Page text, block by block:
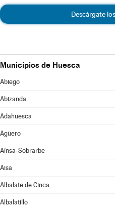
Descárgate
Municipios de Huesca
Abiego
Abizanda
Adahuesca
Agüero
Aínsa-Sobrarbe
Aisa
Albalate de Cinca
Albalatillo